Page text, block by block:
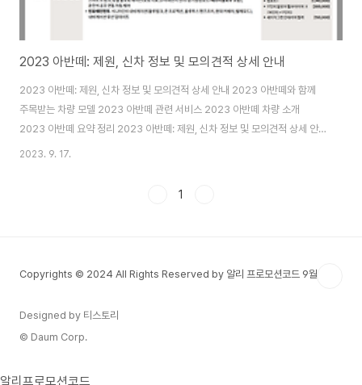
2023 아반떼: 제원, 신차 정보 및 모의견적 상세 안내
2023 아반떼: 제원, 신차 정보 및 모의견적 상세 안내 2023 아반떼와 함께
주목받는 차량 모델 2023 아반떼 관련 서비스 2023 아반떼 차량 소개
2023 아반떼 요약 정리 2023 아반떼: 제원, 신차 정보 및 모의견적 상세 안
내 현대 아반떼는 국내에서 큰 사랑을 받는 준중형 세단입니다. 2023 아반떼
2023 아반떼 신차 가격 2023 아반떼의 가격은 모델과 선택한 옵션에 따라
2023. 9. 17.
1
Copyrights © 2024 All Rights Reserved by 알리 프로모션코드 9월
Designed by 티스토리
© Daum Corp.
알리프로모션코드